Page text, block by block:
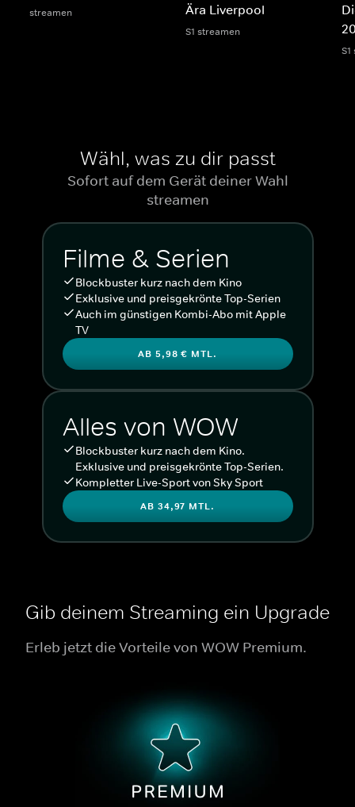
streamen
Ära Liverpool
S1 streamen
Wähl, was zu dir passt
Sofort auf dem Gerät deiner Wahl
streamen
Filme & Serien
Blockbuster kurz nach dem Kino
Exklusive und preisgekrönte Top-Serien
Auch im günstigen Kombi-Abo mit Apple
TV
AB 5,98 € MTL.
Alles von WOW
Blockbuster kurz nach dem Kino.
Exklusive und preisgekrönte Top-Serien.
Kompletter Live-Sport von Sky Sport
AB 34,97 MTL.
Gib deinem Streaming ein Upgrade
Erleb jetzt die Vorteile von WOW Premium.